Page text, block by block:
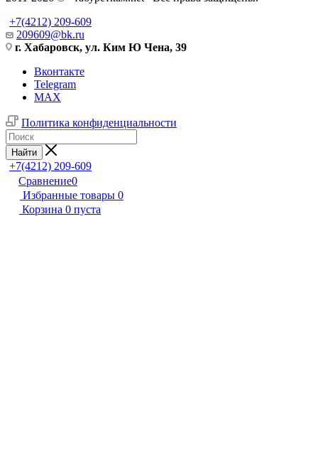
+7(4212) 209-609
209609@bk.ru
г. Хабаровск, ул. Ким Ю Чена, 39
Вконтакте
Telegram
MAX
Политика конфиденциальности
Найти
+7(4212) 209-609
Сравнение0
Избранные товары 0
Корзина 0 пуста